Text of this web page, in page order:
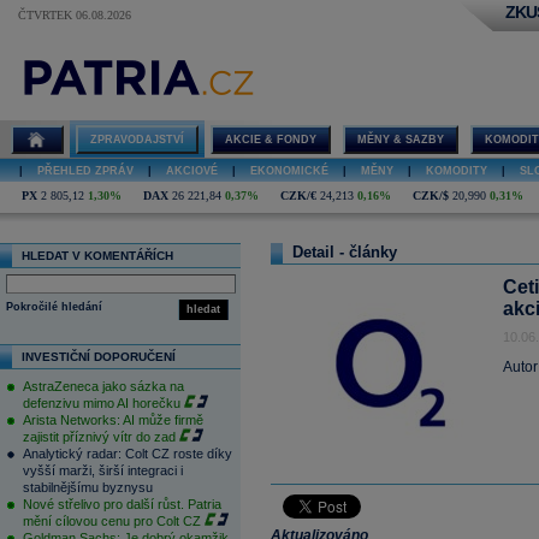
ČTVRTEK 06.08.2026
ZPRAVODAJSTVÍ AKCIE & FONDY MĚNY & SAZBY
PŘEHLED ZPRÁV AKCIOVÉ EKONOMICKÉ MĚNY KOMODITY
PX 2 805,12 1,30% DAX 26 221,84 0,37% CZK/€ 24,213 0,16% CZK/$ 20,990 0,31%
HLEDAT V KOMENTÁŘÍCH
hledat
Pokročilé hledání
INVESTIČNÍ DOPORUČENÍ
AstraZeneca jako sázka na
defenzivu mimo AI horečku
Arista Networks: AI může firmě
zajistit příznivý vítr do zad
Analytický radar: Colt CZ roste díky
vyšší marži, širší integraci i
stabilnějšímu byznysu
Nové střelivo pro další růst. Patria
mění cílovou cenu pro Colt CZ
Detail - články
Aktualizováno